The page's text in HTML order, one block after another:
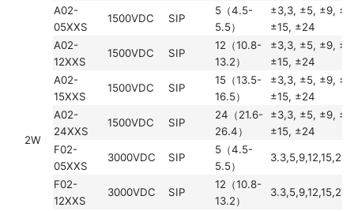
2W
A02-
05XXS
1500VDC SIP
5（4.5-
5.5）
±3,3, ±5, ±9,
±15, ±24
A02-
12XXS
1500VDC SIP
12（10.8-
13.2）
±3,3, ±5, ±9,
±15, ±24
A02-
15XXS
1500VDC SIP
15（13.5-
16.5）
±3,3, ±5, ±9,
±15, ±24
A02-
24XXS
1500VDC SIP
24（21.6-
26.4）
±3,3, ±5, ±9,
±15, ±24
F02-
05XXS
3000VDC SIP
5（4.5-
5.5）
3.3,5,9,12,15,24
F02-
12XXS
3000VDC SIP
12（10.8-
13.2）
3.3,5,9,12,15,24